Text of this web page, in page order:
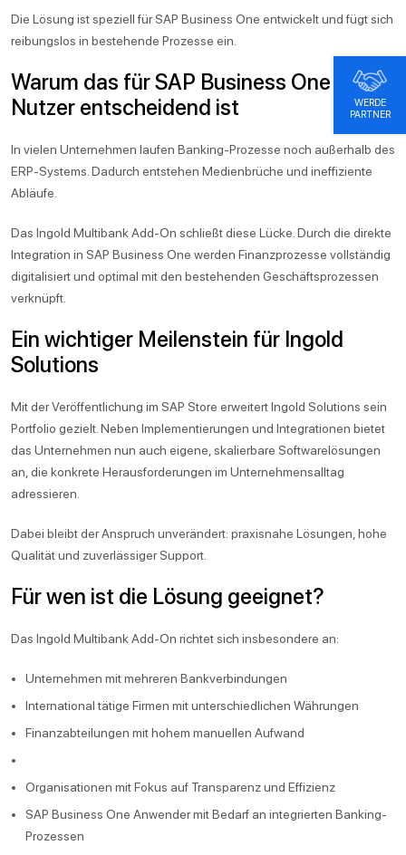
Die Lösung ist speziell für SAP Business One entwickelt und fügt sich
reibungslos in bestehende Prozesse ein.
Warum das für SAP Business One
Nutzer entscheidend ist
In vielen Unternehmen laufen Banking-Prozesse noch außerhalb des
ERP-Systems. Dadurch entstehen Medienbrüche und ineffiziente
Abläufe.
Das Ingold Multibank Add-On schließt diese Lücke. Durch die direkte
Integration in SAP Business One werden Finanzprozesse vollständig
digitalisiert und optimal mit den bestehenden Geschäftsprozessen
verknüpft.
Ein wichtiger Meilenstein für Ingold
Solutions
Mit der Veröffentlichung im SAP Store erweitert Ingold Solutions sein
Portfolio gezielt. Neben Implementierungen und Integrationen bietet
das Unternehmen nun auch eigene, skalierbare Softwarelösungen
an, die konkrete Herausforderungen im Unternehmensalltag
adressieren.
Dabei bleibt der Anspruch unverändert: praxisnahe Lösungen, hohe
Qualität und zuverlässiger Support.
Für wen ist die Lösung geeignet?
Das Ingold Multibank Add-On richtet sich insbesondere an:
Unternehmen mit mehreren Bankverbindungen
International tätige Firmen mit unterschiedlichen Währungen
Finanzabteilungen mit hohem manuellen Aufwand
Organisationen mit Fokus auf Transparenz und Effizienz
SAP Business One Anwender mit Bedarf an integrierten Banking-
Prozessen
WERDE
PARTNER